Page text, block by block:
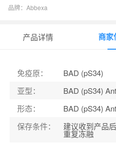
品牌： Abbexa
产品详情 商家
免疫原：
BAD (pS34)
亚型：
BAD (pS34)
形态：
BAD (pS34)
保存条件： 建议收到产品
重复冻融